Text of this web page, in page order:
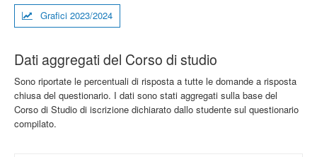
Grafici 2023/2024
Dati aggregati del Corso di studio
Sono riportate le percentuali di risposta a tutte le domande a risposta
chiusa del questionario. I dati sono stati aggregati sulla base del
Corso di Studio di iscrizione dichiarato dallo studente sul questionario
compilato.